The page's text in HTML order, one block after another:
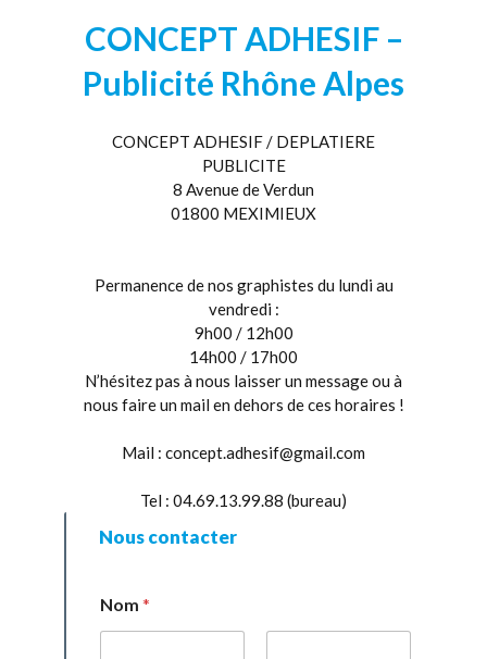
CONCEPT ADHESIF –
Publicité Rhône Alpes
CONCEPT ADHESIF / DEPLATIERE
PUBLICITE
8 Avenue de Verdun
01800 MEXIMIEUX
Permanence de nos graphistes du lundi au
vendredi :
9h00 / 12h00
14h00 / 17h00
N’hésitez pas à nous laisser un message ou à
nous faire un mail en dehors de ces horaires !
Mail : concept.adhesif@gmail.com
Tel : 04.69.13.99.88 (bureau)
Nous contacter
u
j
Nom *